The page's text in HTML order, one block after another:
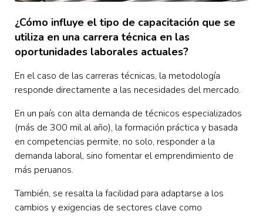
¿Cómo influye el tipo de capacitación que se
utiliza en una carrera técnica en las
oportunidades laborales actuales?
En el caso de las carreras técnicas, la metodología
responde directamente a las necesidades del mercado.
En un país con alta demanda de técnicos especializados
(más de 300 mil al año), la formación práctica y basada
en competencias permite, no solo, responder a la
demanda laboral, sino fomentar el emprendimiento de
más peruanos.
También, se resalta la facilidad para adaptarse a los
cambios y exigencias de sectores clave como